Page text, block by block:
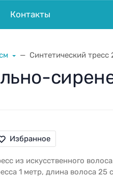
Контакты
Синтетический
Избранное
из искусственного
1 метр, длина волоса 25